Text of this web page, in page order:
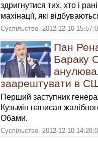
здригнутися тих, хто і
махінації, які
Суспільство. 2012-12-10
Пан
Бараку
заарештувати в
Перший заступник
Кузьмін написав
Обами.
Суспільство. 2012-12-10